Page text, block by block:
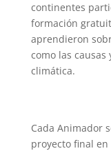
continentes
formación
aprendieron
como las causas
climática.
Cada Animador
proyecto final